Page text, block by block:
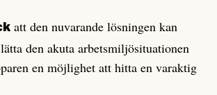
att den nuvarande lösningen kan
den akuta arbetsmiljösituationen
en möjlighet att hitta en varaktig